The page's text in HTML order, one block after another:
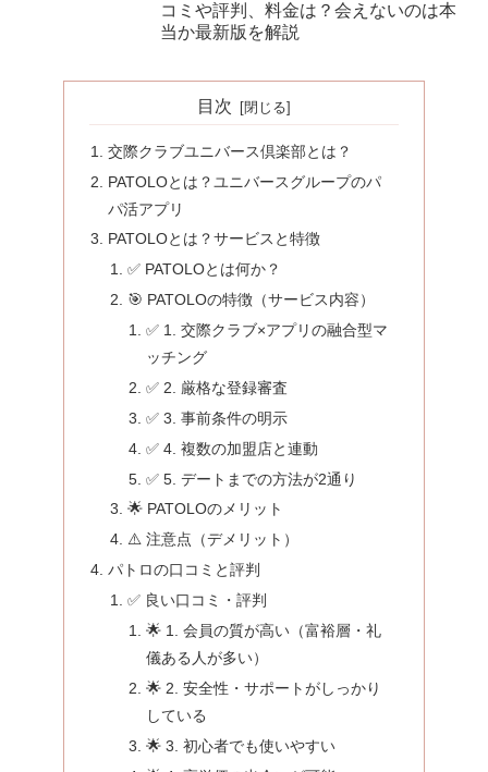
コミや評判、料金は？会えないのは本
当か最新版を解説
目次
交際クラブユニバース倶楽部とは？
PATOLOとは？ユニバースグループのパ
パ活アプリ
PATOLOとは？サービスと特徴
✅ PATOLOとは何か？
🎯 PATOLOの特徴（サービス内容）
✅ 1. 交際クラブ×アプリの融合型マ
ッチング
✅ 2. 厳格な登録審査
✅ 3. 事前条件の明示
✅ 4. 複数の加盟店と連動
✅ 5. デートまでの方法が2通り
🌟 PATOLOのメリット
⚠️ 注意点（デメリット）
パトロの口コミと評判
✅ 良い口コミ・評判
🌟 1. 会員の質が高い（富裕層・礼
儀ある人が多い）
🌟 2. 安全性・サポートがしっかり
している
🌟 3. 初心者でも使いやすい